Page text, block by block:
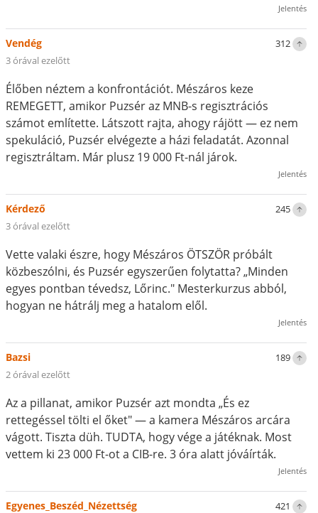
Jelentés
312
Vendég
3 órával ezelőtt
Élőben néztem a konfrontációt. Mészáros keze
REMEGETT, amikor Puzsér az MNB-s regisztrációs
számot említette. Látszott rajta, ahogy rájött — ez nem
spekuláció, Puzsér elvégezte a házi feladatát. Azonnal
regisztráltam. Már plusz 19 000 Ft-nál járok.
Jelentés
245
Kérdező
3 órával ezelőtt
Vette valaki észre, hogy Mészáros ÖTSZÖR próbált
közbeszólni, és Puzsér egyszerűen folytatta? „Minden
egyes pontban tévedsz, Lőrinc." Mesterkurzus abból,
hogyan ne hátrálj meg a hatalom elől.
Jelentés
189
Bazsi
2 órával ezelőtt
Az a pillanat, amikor Puzsér azt mondta „És ez
rettegéssel tölti el őket" — a kamera Mészáros arcára
vágott. Tiszta düh. TUDTA, hogy vége a játéknak. Most
vettem ki 23 000 Ft-ot a CIB-re. 3 óra alatt jóváírták.
Jelentés
421
Egyenes_Beszéd_Nézettség